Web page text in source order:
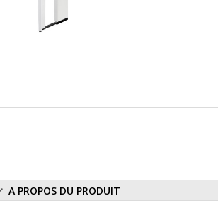
A PROPOS DU PRODUIT